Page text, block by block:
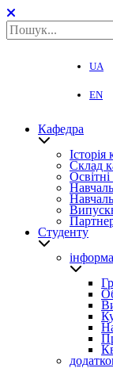
UA
EN
Кафедра
Історія
Склад
Студенту